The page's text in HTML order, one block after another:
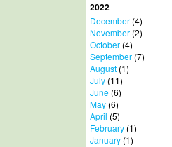
2022
December(4)
November(2)
October(4)
September(7)
August(1)
July(11)
June(6)
May(6)
April (5)
February(1)
January(1)